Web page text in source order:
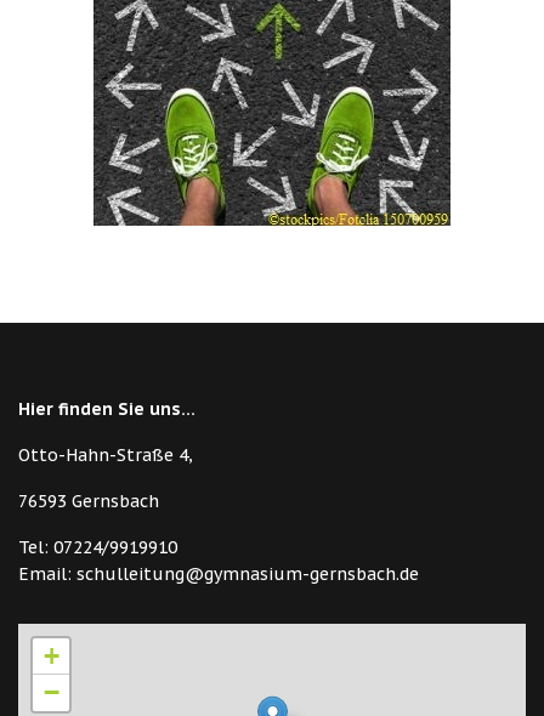
Hier finden Sie uns...
Otto-Hahn-Straße 4,
76593 Gernsbach
Tel: 07224/9919910
Email: schulleitung@gymnasium-gernsbach.de
+
−